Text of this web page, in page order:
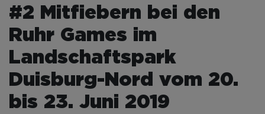
#2 Mitfiebern bei den
Ruhr Games im
Landschaftspark
Duisburg-Nord vom 20.
bis 23. Juni 2019